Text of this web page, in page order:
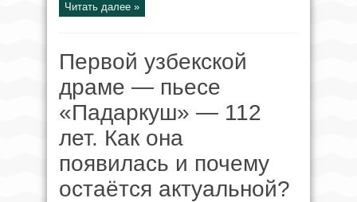
Читать далее »
Первой узбекской
драме — пьесе
«Падаркуш» — 112
лет. Как она
появилась и почему
остаётся актуальной?